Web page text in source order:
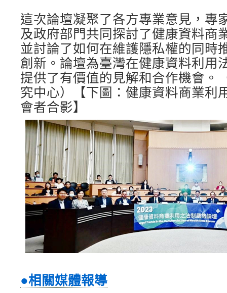
這次論壇凝聚了各方專業意見，專
及政府部門共同探討了健康資料商
並討論了如何在維護隱私權的同時
創新。論壇為臺灣在健康資料利用
提供了有價值的見解和合作機會。
究中心）【下圖：健康資料商業利
會者合影】
●相關媒體報導